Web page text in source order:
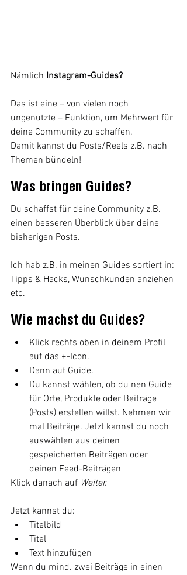
Nämlich Instagram-Guides?
Das ist eine – von vielen noch
ungenutzte – Funktion, um Mehrwert für
deine Community zu schaffen.
Damit kannst du Posts/Reels z.B. nach
Themen bündeln!
Was bringen Guides?
Du schaffst für deine Community z.B.
einen besseren Überblick über deine
bisherigen Posts.
Ich hab z.B. in meinen Guides sortiert in:
Tipps & Hacks, Wunschkunden anziehen
etc.
Wie machst du Guides?
Klick rechts oben in deinem Profil
auf das +-Icon.
Dann auf Guide.
Du kannst wählen, ob du nen Guide
für Orte, Produkte oder Beiträge
(Posts) erstellen willst. Nehmen wir
mal Beiträge. Jetzt kannst du noch
auswählen aus deinen
gespeicherten Beiträgen oder
deinen Feed-Beiträgen
Klick danach auf Weiter.
Jetzt kannst du:
Titelbild
Titel
Text hinzufügen
Wenn du mind. zwei Beiträge in einen